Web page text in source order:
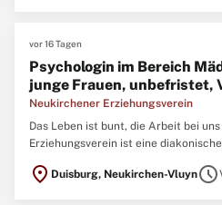
vor 16 Tagen
Psychologin im Bereich
junge Frauen, unbefristet,
Neukirchener Erziehungsverein
Das Leben ist bunt, die Arbeit bei
Erziehungsverein ist eine
Jugend-, Eingliederungs- und
location_on Duisburg, Neukirchen-Vluynschedule